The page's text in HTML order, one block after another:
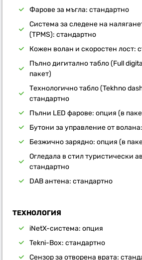
Фарове за мъгла: стандартно
Система за следене на
(TPMS): стандартно
Кожен волан и скоростен лост:
Пълно дигитално табло (Full
пакет)
Технологично табло (Tekhno
стандартно
Пълни LED фарове: опция (в
Бутони за управление от
Безжично зарядно: опция (в
Огледала в стил туристически
стандартно
DAB антена: стандартно
ТЕХНОЛОГИЯ
iNetX-система: опция
Tekni-Box: стандартно
Сензор за отворена врата: